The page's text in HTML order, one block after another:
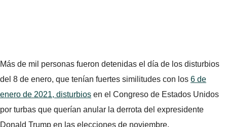
Más de mil personas fueron detenidas el día de los disturbios
del 8 de enero, que tenían fuertes similitudes con los 6 de
enero de 2021, disturbios en el Congreso de Estados Unidos
por turbas que querían anular la derrota del expresidente
Donald Trump en las elecciones de noviembre.